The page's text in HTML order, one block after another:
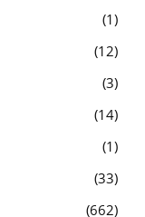
1
12
3
14
1
33
662